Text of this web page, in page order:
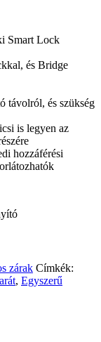
Smart Lock
és Bridge
távolról, és szükség
is legyen az
hozzáférési
zárak Címkék:
, Egyszerű